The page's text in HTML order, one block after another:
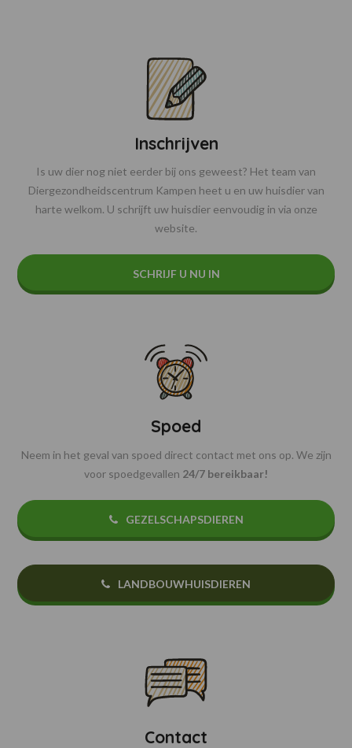
Inschrijven
Is uw dier nog niet eerder bij ons geweest? Het team van
Diergezondheidscentrum Kampen heet u en uw huisdier van
harte welkom. U schrijft uw huisdier eenvoudig in via onze
website.
SCHRIJF U NU IN
Spoed
Neem in het geval van spoed direct contact met ons op. We zijn
voor spoedgevallen 24/7 bereikbaar!
GEZELSCHAPSDIEREN
LANDBOUWHUISDIEREN
Contact